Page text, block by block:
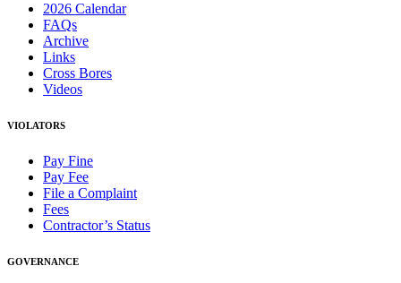
2026 Calendar
FAQs
Archive
Links
Cross Bores
Videos
VIOLATORS
Pay Fine
Pay Fee
File a Complaint
Fees
Contractor’s Status
GOVERNANCE